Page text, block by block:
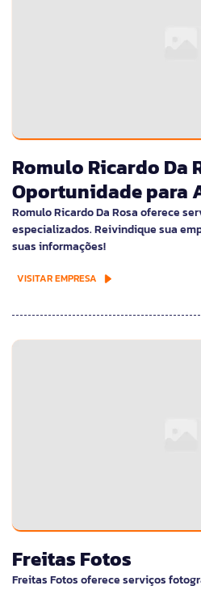
Romulo Ricardo Da
Oportunidade para
Romulo Ricardo Da Rosa oferece
especializados. Reivindique sua
suas informações!
VISITAR EMPRESA
Freitas Fotos
Freitas Fotos oferece serviços